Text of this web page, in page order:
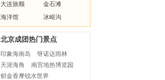
大连旅顺
金石滩
海洋馆
冰峪沟
北京成团热门景点
印象海南岛
呀诺达雨林
天涯海角
南宫地热博览园
郁金香摩锐水世界